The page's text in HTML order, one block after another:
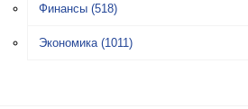
Финансы (518)
Экономика (1011)